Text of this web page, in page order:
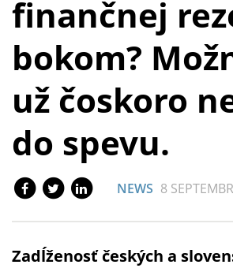
finančnej
bokom?
už čoskoro
do spevu.
NEWS 8
Zadĺženosť českých a